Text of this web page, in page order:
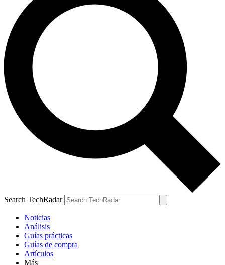
Search TechRadar
Noticias
Análisis
Guías prácticas
Guías de compra
Artículos
Más